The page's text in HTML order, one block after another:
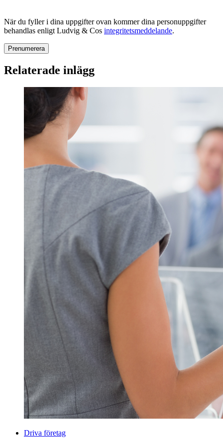
När du fyller i dina uppgifter ovan kommer dina personuppgifter
behandlas enligt Ludvig & Cos integritetsmeddelande.
Relaterade inlägg
Driva företag